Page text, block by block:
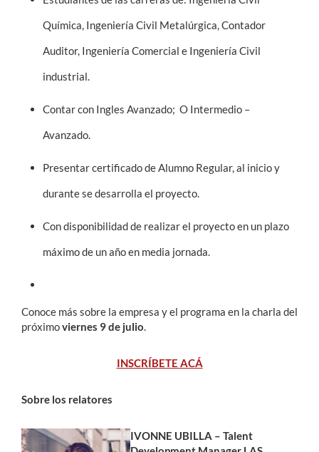
Química, Ingeniería Civil Metalúrgica, Contador
Auditor, Ingeniería Comercial e Ingeniería Civil
industrial.
Contar con Ingles Avanzado; O Intermedio –
Avanzado.
Presentar certificado de Alumno Regular, al inicio y
durante se desarrolla el proyecto.
Con disponibilidad de realizar el proyecto en un plazo
máximo de un año en media jornada.
Conoce más sobre la empresa y el programa en la charla del
próximoviernes 9 de julio.
INSCRÍBETE ACÁ
Sobre los relatores
IVONNE UBILLA – Talent